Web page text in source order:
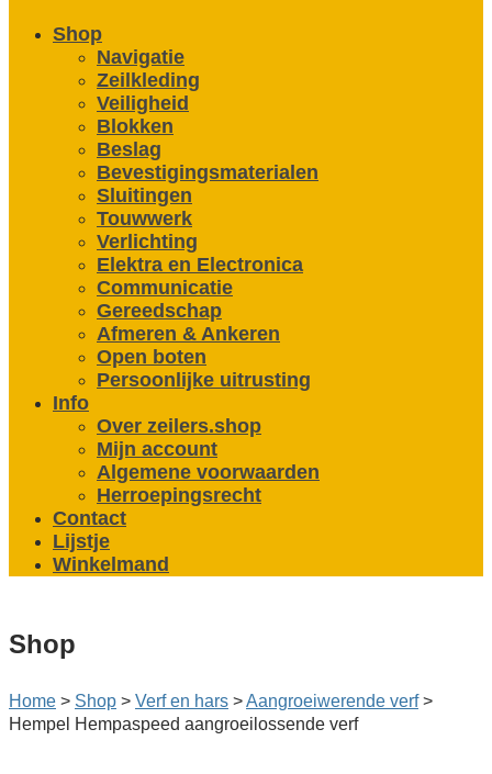
Shop
Navigatie
Zeilkleding
Veiligheid
Blokken
Beslag
Bevestigings­­materialen
Sluitingen
Touwwerk
Verlichting
Elektra en Electronica
Communicatie
Gereedschap
Afmeren & Ankeren
Open boten
Persoonlijke uitrusting
Info
Over zeilers.shop
Mijn account
Algemene voorwaarden
Herroepingsrecht
Contact
Lijstje
Winkelmand
Shop
Home > Shop > Verf en hars >Aangroei­werende verf>
Hempel Hempaspeed aan­groei­los­sen­de verf